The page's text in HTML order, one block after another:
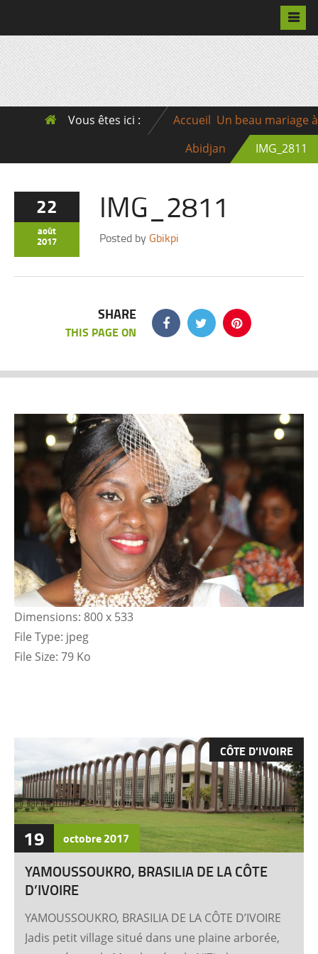
Vous êtes ici : Accueil Un beau mariage à
Abidjan
IMG_2811
22
août
2017
IMG_2811
Posted by Gbikpi
SHARE
THIS PAGE ON
Dimensions: 800 x 533
File Type: jpeg
File Size: 79 Ko
CÔTE D'IVOIRE
19 octobre2017
YAMOUSSOUKRO, BRASILIA DE LA CÔTE
D’IVOIRE
YAMOUSSOUKRO, BRASILIA DE LA CÔTE D’IVOIRE
Jadis petit village situé dans une plaine arborée,